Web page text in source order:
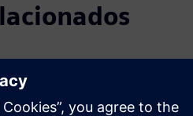
Adicionais